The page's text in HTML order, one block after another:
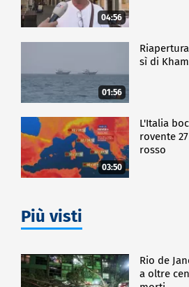
04:56
01:56
sì di
03:50
L'Italia
rovente
rosso
Più visti
Rio de
a oltre